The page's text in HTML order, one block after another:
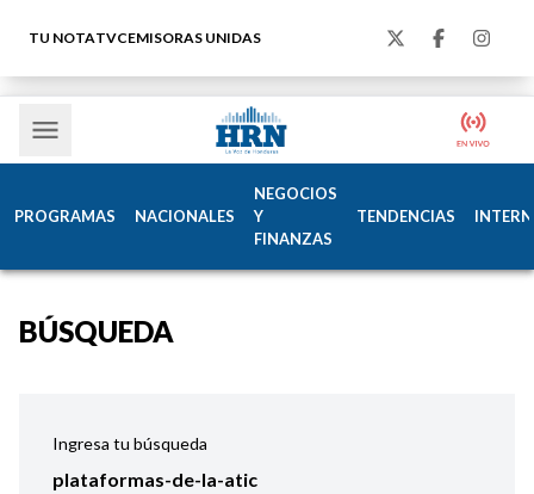
TU NOTATVCEMISORAS UNIDAS
PROGRAMAS NACIONALES
NEGOCIOS
Y
FINANZAS
TENDENCIAS
BÚSQUEDA
Ingresa tu búsqueda